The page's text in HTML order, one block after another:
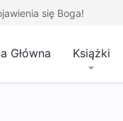
się Boga!
Główna Książki